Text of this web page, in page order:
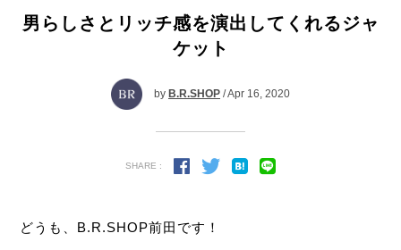
男らしさとリッチ感を演出してくれるジャ
ケット
by B.R.SHOP / Apr 16, 2020
SHARE :
どうも、B.R.SHOP前田です！